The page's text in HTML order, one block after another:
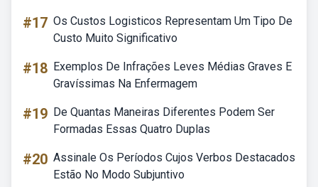
#17 Os Custos Logisticos Representam Um Tipo De
Custo Muito Significativo
#18 Exemplos De Infrações Leves Médias Graves E
Gravíssimas Na Enfermagem
#19 De Quantas Maneiras Diferentes Podem Ser
Formadas Essas Quatro Duplas
#20 Assinale Os Períodos Cujos Verbos Destacados
Estão No Modo Subjuntivo